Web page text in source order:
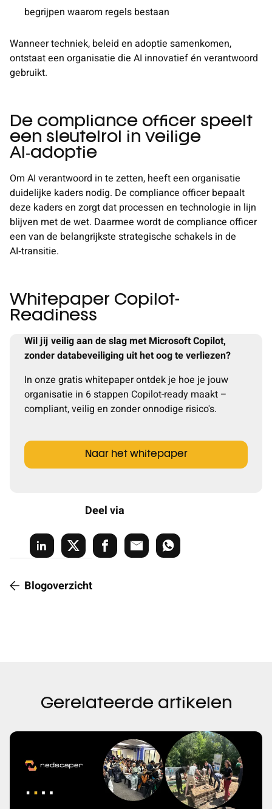
begrijpen waarom regels bestaan
Wanneer techniek, beleid en adoptie samenkomen,
ontstaat een organisatie die AI innovatief én verantwoord
gebruikt.
De compliance officer speelt
een sleutelrol in veilige
AI‑adoptie
Om AI verantwoord in te zetten, heeft een organisatie
duidelijke kaders nodig. De compliance officer bepaalt
deze kaders en zorgt dat processen en technologie in lijn
blijven met de wet. Daarmee wordt de compliance officer
een van de belangrijkste strategische schakels in de
AI‑transitie.
Whitepaper Copilot-
Readiness
Wil jij veilig aan de slag met Microsoft Copilot,
zonder databeveiliging uit het oog te verliezen?
In onze gratis whitepaper ontdek je hoe je jouw
organisatie in 6 stappen Copilot-ready maakt –
compliant, veilig en zonder onnodige risico's.
Naar het whitepaper
Deel via
Blogoverzicht
Gerelateerde artikelen